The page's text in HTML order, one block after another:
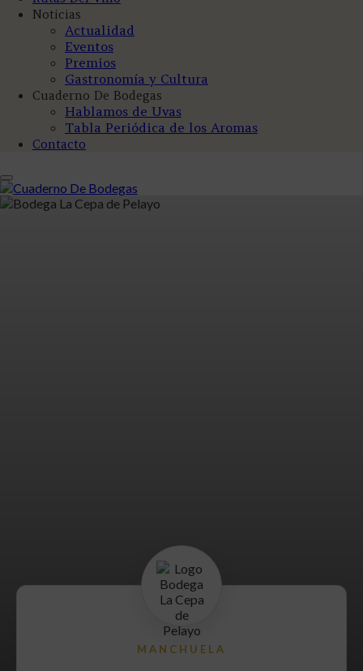
Noticias
Actualidad
Eventos
Premios
Gastronomía y Cultura
Cuaderno De Bodegas
Hablamos de Uvas
Tabla Periódica de los Aromas
Contacto
MANCHUELA